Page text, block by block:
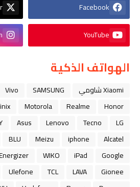
Facebook
YouTube
الهواتف الذكية
Xiaomi شاومي SAMSUNG
Vivo
Honor
Realme
Motorola
LG
Tecno
Lenovo
Asus
Alcatel
iphone
Meizu
BLU
Google
iPad
WIKO
Gionee
LAVA
TCL
Ulefone